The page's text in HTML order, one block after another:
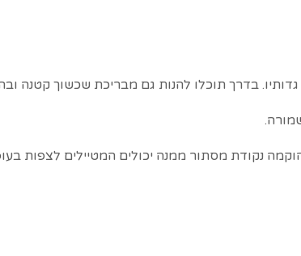
בדרך תוכלו להנות גם מבריכת שכשוך קטנה
נקודת מסתור ממנה יכולים המטיילים לצפות